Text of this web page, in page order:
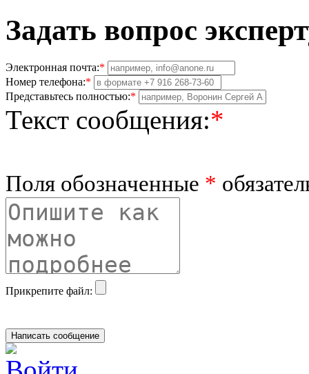
Задать вопрос
Электронная почта:*
Номер телефона:*
Представьтесь полностью:*
Текст сообщения:*
Поля обозначенные *
Прикрепите файл: